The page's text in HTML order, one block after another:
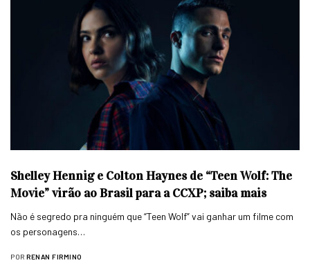
Shelley Hennig e Colton Haynes de “Teen Wolf: The
Movie” virão ao Brasil para a CCXP; saiba mais
Não é segredo pra ninguém que “Teen Wolf” vai ganhar um filme com
os personagens…
POR RENAN FIRMINO